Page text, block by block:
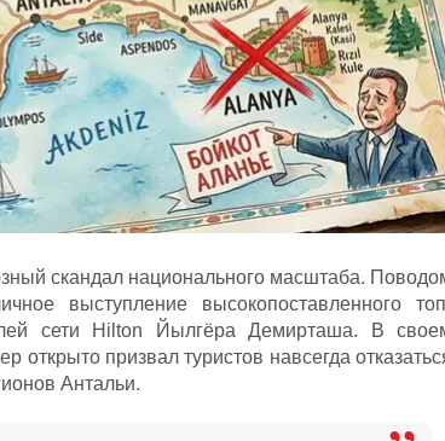
скандал национального масштаба.
выступление высокопоставленного
сети Hilton Йылгёра Демирташа. В
открыто призвал туристов навсегда
Антальи.